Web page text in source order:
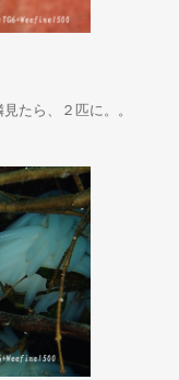
たら、２匹に。。